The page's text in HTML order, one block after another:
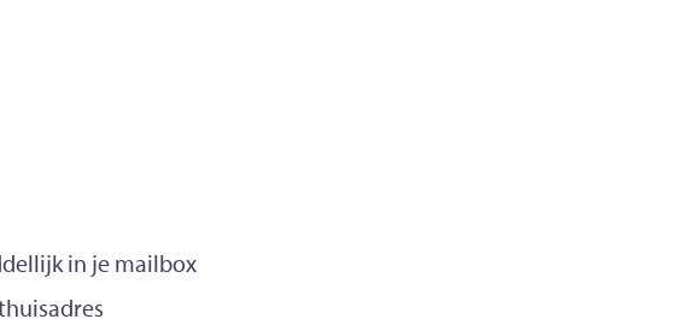
in je mailbox